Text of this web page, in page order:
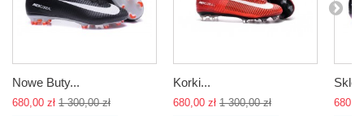
Nowe Buty...
680,00 zł 1 300,00 zł
Korki...
680,00 zł 1 300,00 zł